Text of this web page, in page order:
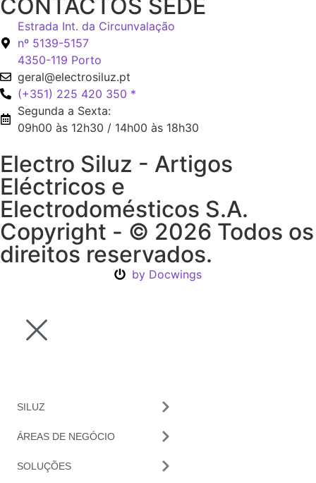
CONTACTOS SEDE
Estrada Int. da Circunvalação
nº 5139-5157
4350-119 Porto
geral@electrosiluz.pt
(+351) 225 420 350 *
Segunda a Sexta:
09h00 às 12h30 / 14h00 às 18h30
Electro Siluz - Artigos
Eléctricos e
Electrodomésticos S.A.
Copyright - © 2026 Todos os
direitos reservados.
by Docwings
SILUZ
ÁREAS DE NEGÓCIO
SOLUÇÕES